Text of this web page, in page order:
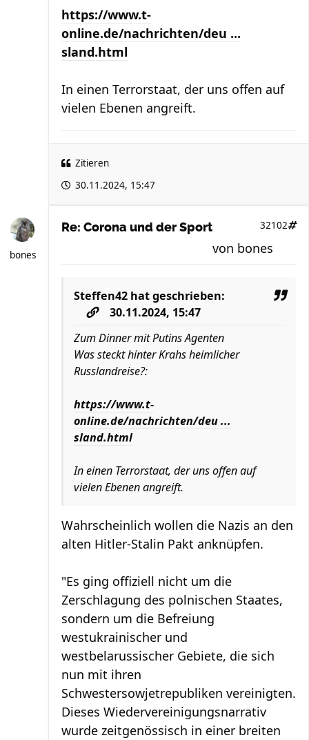
https://www.t-
online.de/nachrichten/deu ...
sland.html
In einen Terrorstaat, der uns offen auf
vielen Ebenen angreift.
Zitieren
30.11.2024, 15:47
bones
Re: Corona und der Sport 32102
von bones
Steffen42 hat geschrieben:
30.11.2024, 15:47
Zum Dinner mit Putins Agenten
Was steckt hinter Krahs heimlicher
Russlandreise?:
https://www.t-
online.de/nachrichten/deu ...
sland.html
In einen Terrorstaat, der uns offen auf
vielen Ebenen angreift.
Wahrscheinlich wollen die Nazis an den
alten Hitler-Stalin Pakt anknüpfen.
"Es ging offiziell nicht um die
Zerschlagung des polnischen Staates,
sondern um die Befreiung
westukrainischer und
westbelarussischer Gebiete, die sich
nun mit ihren
Schwestersowjetrepubliken vereinigten.
Dieses Wiedervereinigungsnarrativ
wurde zeitgenössisch in einer breiten